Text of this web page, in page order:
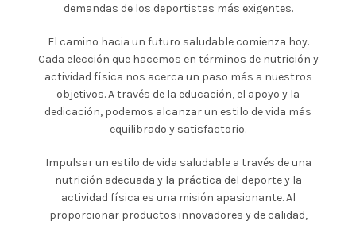
demandas de los deportistas más exigentes.
El camino hacia un futuro saludable comienza hoy.
Cada elección que hacemos en términos de nutrición y
actividad física nos acerca un paso más a nuestros
objetivos. A través de la educación, el apoyo y la
dedicación, podemos alcanzar un estilo de vida más
equilibrado y satisfactorio.
Impulsar un estilo de vida saludable a través de una
nutrición adecuada y la práctica del deporte y la
actividad física es una misión apasionante. Al
proporcionar productos innovadores y de calidad,